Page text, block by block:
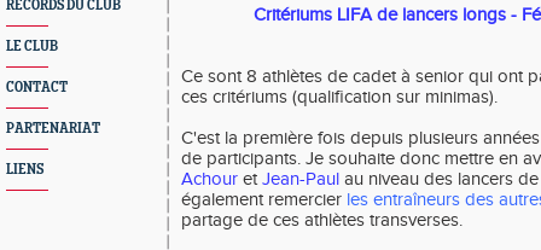
RECORDS DU CLUB
LE CLUB
CONTACT
PARTENARIAT
LIENS
Critériums LIFA de lancers longs -
Ce sont 8 athlètes de cadet à senior qui ont
ces critériums (qualification sur minimas).
C'est la première fois depuis plusieurs
de participants. Je souhaite donc mettre en
Achour etJean-Paul au niveau des lancers
également remercier les entraîneurs des
partage de ces athlètes transverses.